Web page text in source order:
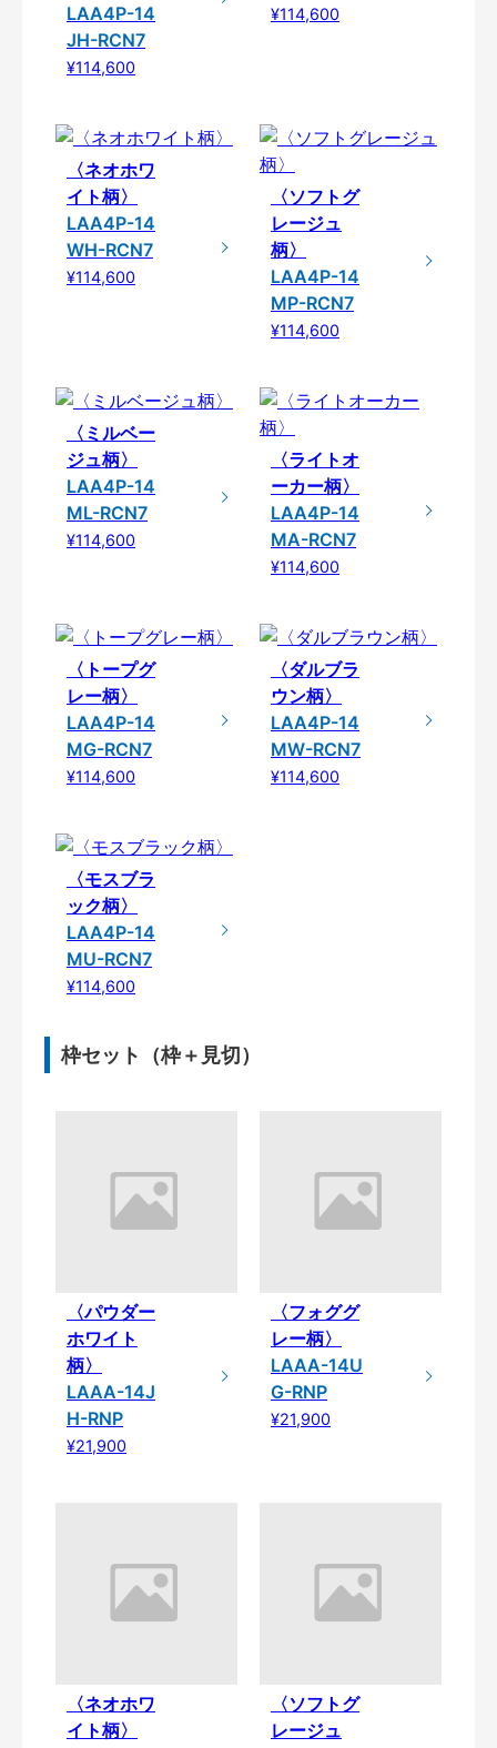
LAA4P-14
JH-RCN7
¥114,600
¥114,600
〈ネオホワ
イト柄〉
LAA4P-14
WH-RCN7
¥114,600
〈ソフトグ
レージュ
柄〉
LAA4P-14
MP-RCN7
¥114,600
〈ミルベー
ジュ柄〉
LAA4P-14
ML-RCN7
¥114,600
〈ライトオ
ーカー柄〉
LAA4P-14
MA-RCN7
¥114,600
〈トープグ
レー柄〉
LAA4P-14
MG-RCN7
¥114,600
〈ダルブラ
ウン柄〉
LAA4P-14
MW-RCN7
¥114,600
〈モスブラ
ック柄〉
LAA4P-14
MU-RCN7
¥114,600
枠セット（枠＋見切）
〈パウダー
ホワイト
柄〉
LAAA-14J
H-RNP
¥21,900
〈フォググ
レー柄〉
LAAA-14U
G-RNP
¥21,900
〈ネオホワ
イト柄〉
〈ソフトグ
レージュ